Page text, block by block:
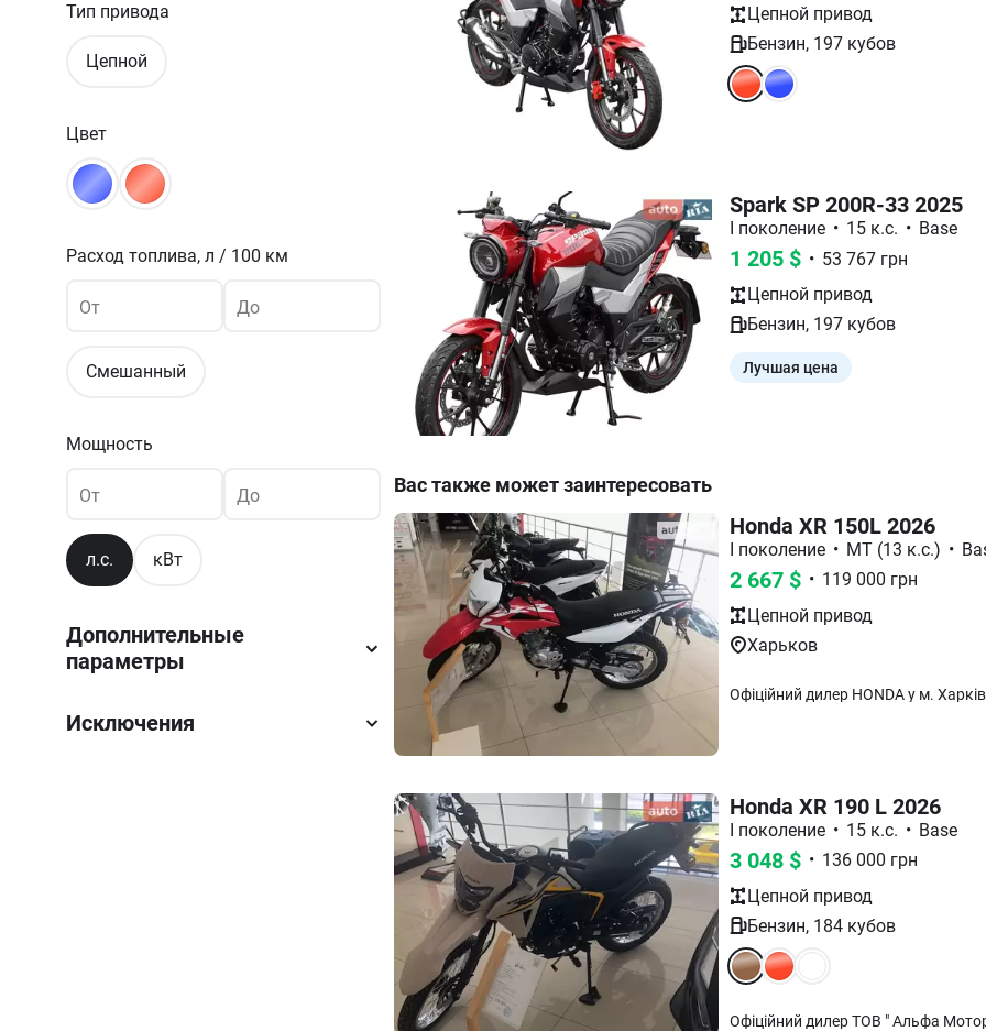
Тип привода
Цепной
Цвет
Расход топлива, л / 100 км
От До
Смешанный
Мощность
От До
л.с. кВт
Дополнительные
параметры
Исключения
Цепной привод
Бензин, 197 кубов
Spark SP 200R-33 2025
I поколение • 15 к.с. • Base
1 205 $ • 53 767 грн
Цепной привод
Бензин, 197 кубов
Лучшая цена
Вас также может заинтересовать
Honda XR 150L 2026
I поколение • MT (13 к.с.) •
2 667 $ • 119 000 грн
Цепной привод
Харьков
Honda XR 190 L 2026
I поколение • 15 к.с. • Base
3 048 $ • 136 000 грн
Цепной привод
Бензин, 184 кубов
Офіційний дилер ТОВ " Альфа